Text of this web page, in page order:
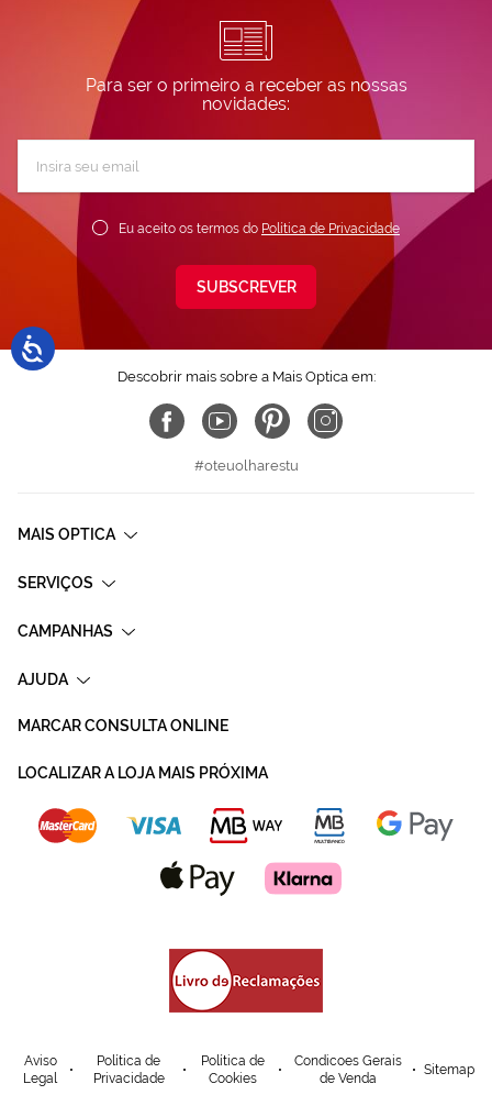
Para ser o primeiro a receber as nossas
novidades:
Newsletter:
Eu aceito os termos do Política de Privacidade
SUBSCREVER
Descobrir mais sobre a Mais Optica em:
#oteuolharestu
MAIS OPTICA
SERVIÇOS
CAMPANHAS
AJUDA
MARCAR CONSULTA ONLINE
LOCALIZAR A LOJA MAIS PRÓXIMA
Aviso
Legal
Política de
Privacidade
Política de
Cookies
Condicoes Gerais
de Venda
Sitemap